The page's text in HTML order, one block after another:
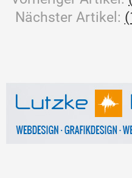
Nächster Artikel: